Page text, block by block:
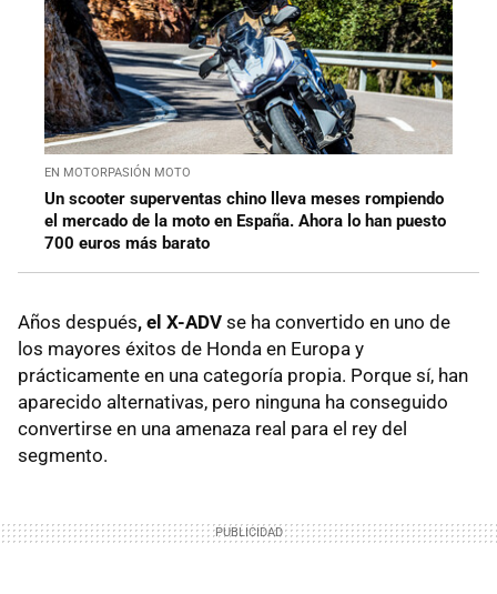
EN MOTORPASIÓN MOTO
Un scooter superventas chino lleva meses rompiendo
el mercado de la moto en España. Ahora lo han puesto
700 euros más barato
Años después, el X-ADV se ha convertido en uno de
los mayores éxitos de Honda en Europa y
prácticamente en una categoría propia. Porque sí, han
aparecido alternativas, pero ninguna ha conseguido
convertirse en una amenaza real para el rey del
segmento.